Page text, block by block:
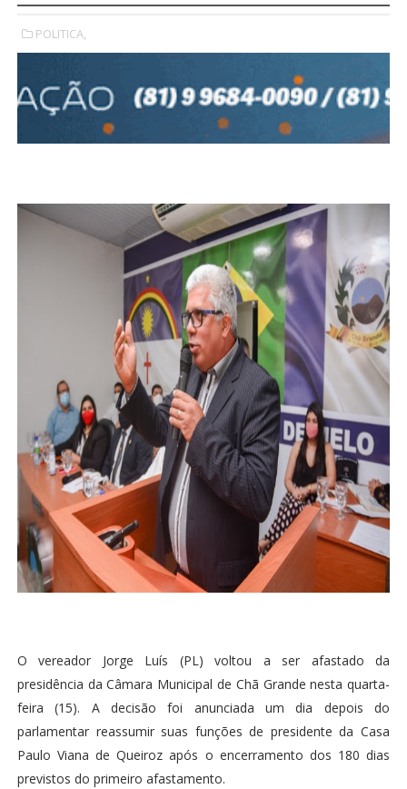
POLITICA,
O vereador Jorge Luís (PL) voltou a ser afastado da
presidência da Câmara Municipal de Chã Grande nesta quarta-
feira (15). A decisão foi anunciada um dia depois do
parlamentar reassumir suas funções de presidente da Casa
Paulo Viana de Queiroz após o encerramento dos 180 dias
previstos do primeiro afastamento.